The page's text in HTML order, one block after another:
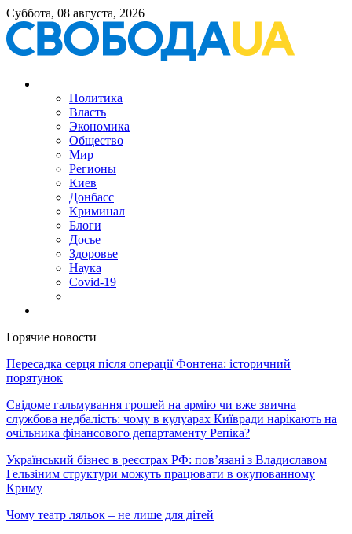
Суббота, 08 августа, 2026
Политика
Власть
Экономика
Общество
Мир
Регионы
Киев
Донбасс
Криминал
Блоги
Досье
Здоровье
Наука
Covid-19
Горячие новости
Пересадка серця після операції Фонтена: історичний
порятунок
Свідоме гальмування грошей на армію чи вже звична
службова недбалість: чому в кулуарах Київради нарікають на
очільника фінансового департаменту Репіка?
Український бізнес в реєстрах РФ: пов’язані з Владиславом
Гельзіним структури можуть працювати в окупованному
Криму
Чому театр ляльок – не лише для дітей